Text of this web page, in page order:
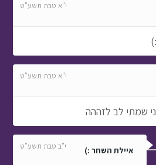
י"א טבת תשע"ט
י"א טבת תשע"ט
שמתי לב לזההה
איילת השחר :) י"ב טבת תשע"ט